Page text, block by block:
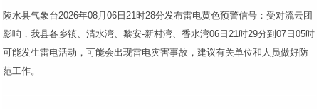
陵水县气象台2026年08月06日21时28分发布雷电黄色预警信号：受对流云团
影响，我县各乡镇、清水湾、黎安-新村湾、香水湾06日21时29分到07日05时
可能发生雷电活动，可能会出现雷电灾害事故，建议有关单位和人员做好防
范工作。